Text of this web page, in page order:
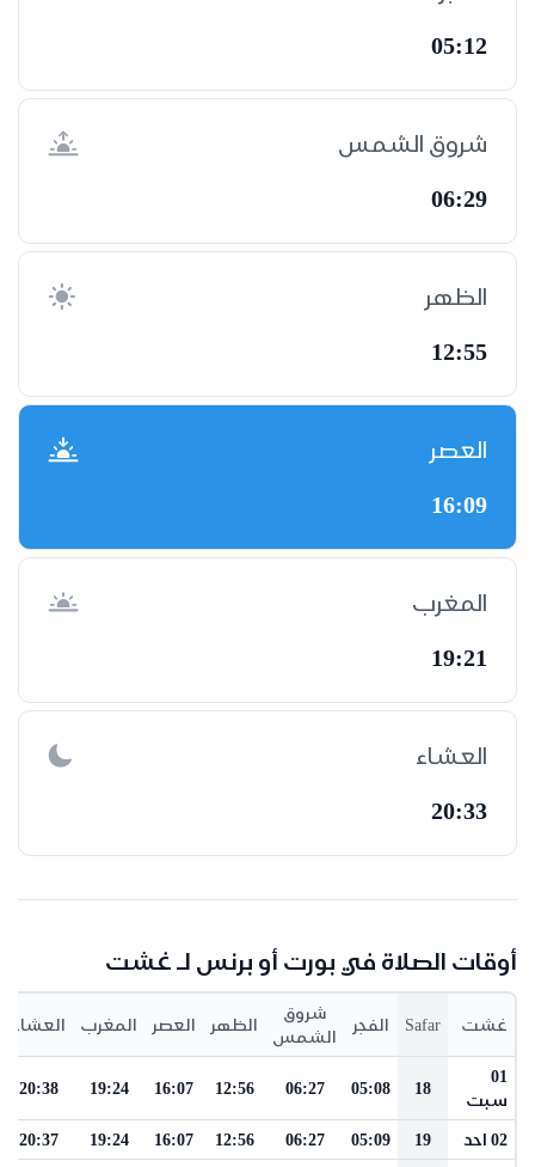
05:12
شروق الشمس
06:29
الظهر
12:55
العصر
16:09
المغرب
19:21
العشاء
20:33
أوقات الصلاة في بورت أو برنس لـ غشت
غشت Safar الفجر
شروق
الشمس
الظهر العصر المغرب العشاء
01
سبت
18
05:08
06:27
12:56
16:07
19:24
20:38
02 احد 19
05:09
06:27
12:56
16:07
19:24
20:37